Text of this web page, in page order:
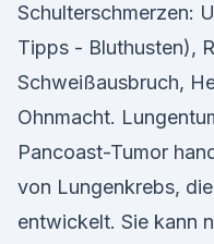
Schulterschmerzen:
Tipps - Bluthusten),
Schweißausbruch,
Ohnmacht.
Pancoast-Tumor
von Lungenkrebs,
entwickelt. Sie kann